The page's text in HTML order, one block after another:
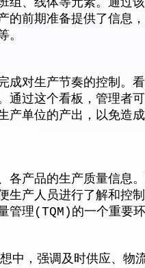
组、线体等元素。通过
的前期准备提供了信息
。
成对生产节奏的控制。
通过这个看板，管理者
产单位的产出，以免造
各产品的生产质量信息
生产人员进行了解和控
管理(TQM)的一个重要环
中，强调及时供应、物